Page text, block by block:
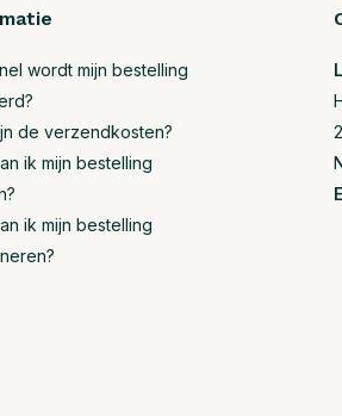
wordt mijn bestelling
de verzendkosten?
ik mijn bestelling
ik mijn bestelling